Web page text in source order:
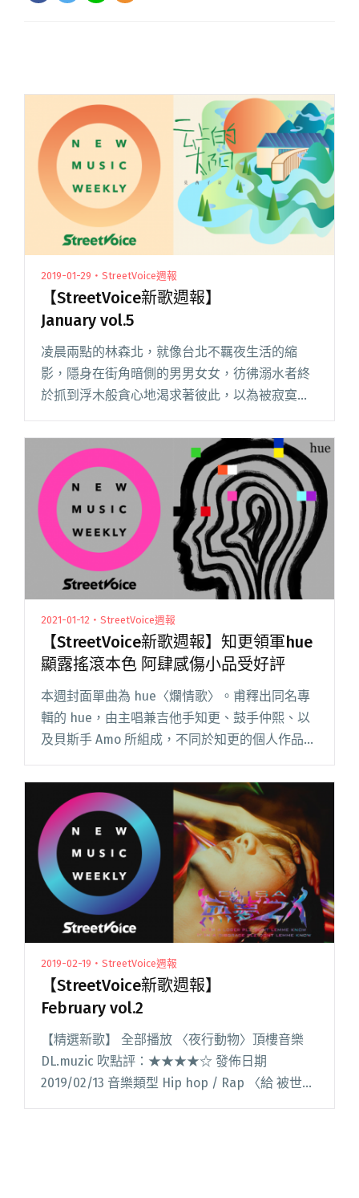
2019-01-29・StreetVoice週報
【StreetVoice新歌週報】
January vol.5
凌晨兩點的林森北，就像台北不羈夜生活的縮
影，隱身在街角暗側的男男女女，彷彿溺水者終
於抓到浮木般貪心地渴求著彼此，以為被寂寞吞
噬便是墜入人間煉獄，殊不知，溫存背後的空虛
才是毒癮。 強風吹拂的夜裡，你點起一支菸，也
不抽，就這麼夾在指尖發著呆，試閱讀全文
"【StreetVoice新歌週報】January vol.5"
2021-01-12・StreetVoice週報
【StreetVoice新歌週報】知更領軍hue
顯露搖滾本色 阿肆感傷小品受好評
本週封面單曲為 hue〈爛情歌〉。甫釋出同名專
輯的 hue，由主唱兼吉他手知更、鼓手仲熙、以
及貝斯手 Amo 所組成，不同於知更的個人作品飄
散一股雪白禪意，hue 以搖滾為主要色調，〈爛
情歌〉節奏組強烈進擊，火爆式吉他刷弦搭配主
唱憤懣的嘶吼閱讀全文 "【StreetVoice新歌週
報】知更領軍hue顯露搖滾本色 阿肆感傷小品受
好評"
2019-02-19・StreetVoice週報
【StreetVoice新歌週報】
February vol.2
【精選新歌】 全部播放 〈夜行動物〉頂樓音樂
DL.muzic 吹點評：★★★★☆ 發佈日期
2019/02/13 音樂類型 Hip hop / Rap 〈給 被世界
吞噬的你〉鹿洐人 吹點評：★★★★☆ 發佈日期